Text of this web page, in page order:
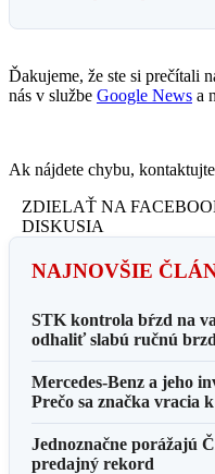
Ďakujeme, že ste si prečítali
nás v službe Google News a
Ak nájdete chybu,
ZDIELAŤ NA
DISKUSIA
NAJNOVŠIE
STK kontrola bŕzd na
odhaliť slabú ručnú
Mercedes-Benz a jeho
Prečo sa značka vracia
Jednoznačne porážajú
predajný rekord